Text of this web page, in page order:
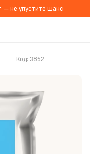
— не упустите шанс
Код: 3852